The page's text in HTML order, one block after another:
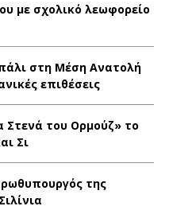
με σχολικό λεωφορείο
στη Μέση Ανατολή
επιθέσεις
Στενά του Ορμούζ» το
Σι
της